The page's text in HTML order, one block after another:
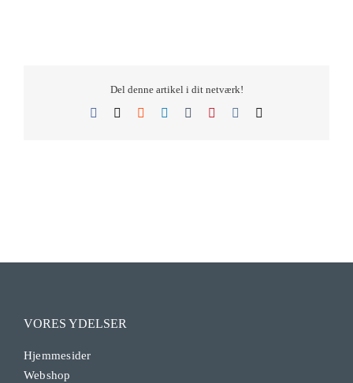
Del denne artikel i dit netværk!
Facebook Reddit LinkedIn
TumblrPinterest
VORES YDELSER
Hjemmesider
Webshop